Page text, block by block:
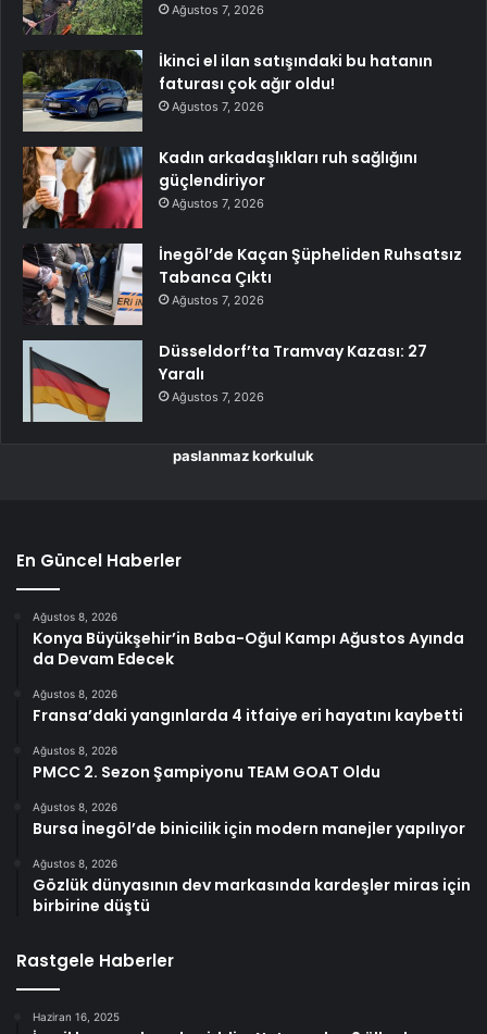
Ağustos 7, 2026
İkinci el ilan satışındaki bu hatanın
faturası çok ağır oldu!
Ağustos 7, 2026
Kadın arkadaşlıkları ruh sağlığını
güçlendiriyor
Ağustos 7, 2026
İnegöl’de Kaçan Şüpheliden Ruhsatsız
Tabanca Çıktı
Ağustos 7, 2026
Düsseldorf’ta Tramvay Kazası: 27
Yaralı
Ağustos 7, 2026
paslanmaz korkuluk
En Güncel Haberler
Ağustos 8, 2026
Konya Büyükşehir’in Baba-Oğul Kampı Ağustos Ayında
da Devam Edecek
Ağustos 8, 2026
Fransa’daki yangınlarda 4 itfaiye eri hayatını kaybetti
Ağustos 8, 2026
PMCC 2. Sezon Şampiyonu TEAM GOAT Oldu
Ağustos 8, 2026
Bursa İnegöl’de binicilik için modern manejler yapılıyor
Ağustos 8, 2026
Gözlük dünyasının dev markasında kardeşler miras için
birbirine düştü
Rastgele Haberler
Haziran 16, 2025